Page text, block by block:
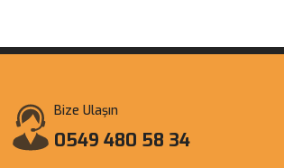
Bize Ulaşın
0549 480 58 34